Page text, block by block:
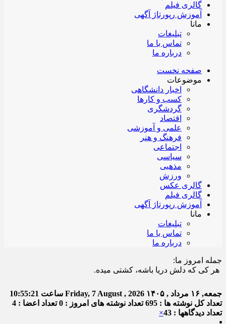
گالری فیلم
آموزش رپورتاژ آگهی
مانا
تبلیغات
تماس با ما
درباره ما
صفحه نخست
موضوعات
اخبار دانشگاهی
کسب و کارها
گردشگری
اقتصاد
علمی و آموزشی
فرهنگ و هنر
اجتماعی
سیاسی
مذهبی
ورزش
گالری عکس
گالری فیلم
آموزش رپورتاژ آگهی
مانا
تبلیغات
تماس با ما
درباره ما
جمله امروز ما:
که دلش دریا باشه، کشتی میده.
جمعه, ۱۶ مرداد , ۱۴۰۵ Friday, 7 August , 2026 ساعت 10:55:22
تعداد کل نوشته ها : 695
تعداد نوشته های امروز : 0
تعداد اعضا : 4
تعداد دیدگاهها : 43
×